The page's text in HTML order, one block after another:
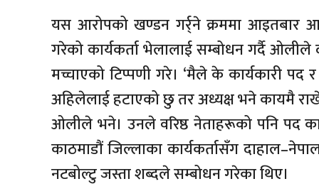
यस आरोपको खण्डन गर्र्ने क्रममा आइतबार
गरेको कार्यकर्ता भेलालाई सम्बोधन गर्दै ओलीले
मच्चाएको टिप्पणी गरे। ‘मैले के कार्यकारी पद
अहिलेलाई हटाएको छु तर अध्यक्ष भने कायमै
ओलीले भने। उनले वरिष्ठ नेताहरूको पनि पद
काठमाडौं जिल्लाका कार्यकर्तासँग
नटबोल्टु जस्ता शब्दले सम्बोधन गरेका थिए।